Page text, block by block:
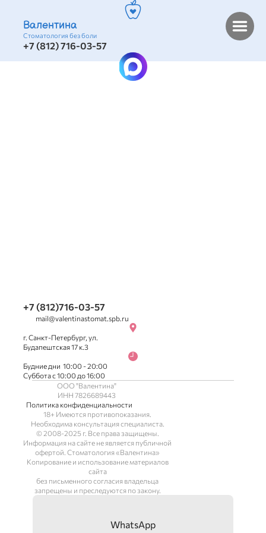
Валентина
Стоматология без боли
+7 (812) 716-03-57
+7 (812)716-03-57
mail@valentinastomat.spb.ru
г. Санкт-Петербург, ул.
Будапештская 17 к.3
Будние дни 10:00 - 20:00
Суббота с 10:00 до 16:00
ООО "Валентина"
ИНН 7826689443
Политика конфиденциальности
18+ Имеются противопоказания.
Необходима консультация специалиста.
© 2008-2025 г. Все права защищены.
Информация на сайте не является публичной
офертой. Стоматология «Валентина»
Копирование и использование материалов
сайта
без письменного согласия владельца
запрещены и преследуются по закону.
WhatsApp